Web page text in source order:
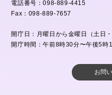
電話番号：098-889-4415
Fax：098-889-7657
開庁日：月曜日から金曜日（土日
開庁時間：午前8時30分〜午後5時
お問